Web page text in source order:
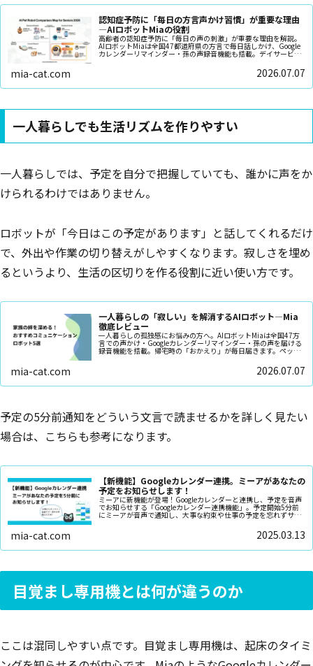
認知症予防に「毎日の方言声かけ習慣」が重要な理由
—AIロボットMiaの役割
高齢者の認知症予防に「毎日の声の刺激」が重要な理由を解説。
AIロボットMiaは全国47都道府県の方言で毎日話しかけ、Google
カレンダーリマインダー・孫の声録音機能も搭載。デイサービス
のない日の脳刺激に。月額不要・¥9,800〜。
mia-cat.com 2026.07.07
一人暮らしでも生活リズムを作りやすい
一人暮らしでは、予定を自分で把握していても、誰かに声をか
けられるわけではありません。
ロボットが「今日はこの予定があります」と話してくれるだけ
で、外出や作業の切り替えがしやすくなります。寂しさを埋め
るというより、生活の区切りを作る役割に近い使い方です。
一人暮らしの「寂しい」を解消するAIロボット—Mia
徹底レビュー
一人暮らしの孤独感にお悩みの方へ。AIロボットMiaは全国47方
言での声かけ・Googleカレンダーリマインダー・孫の声を届ける
録音機能を搭載。帰宅時の「おかえり」が毎日届きます。ペット
mia-cat.com 2026.07.07
予定の5分前通知をどういう文言で読ませるかを詳しく見たい
場合は、こちらも参考になります。
【新機能】Googleカレンダー連携。ミーアがあなたの
予定をお知らせします！
ミーアに新機能が登場！Googleカレンダーと連携し、予定を音声
でお知らせする「Googleカレンダー連携機能」。予定開始5分前
にミーアが音声で通知し、大事な約束や仕事の予定を忘れずサポ
mia-cat.com 2025.03.13
目覚まし専用機とは何が違うのか
ここは混同しやすい点です。目覚まし専用機は、起床のタイミ